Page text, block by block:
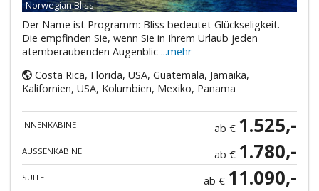
Norwegian Bliss
Der Name ist Programm: Bliss bedeutet Glückseligkeit.
Die empfinden Sie, wenn Sie in Ihrem Urlaub jeden
atemberaubenden Augenblic ...mehr
Costa Rica, Florida, USA, Guatemala, Jamaika,
Kalifornien, USA, Kolumbien, Mexiko, Panama
INNENKABINE ab € 1.525,-
AUSSENKABINE ab € 1.780,-
SUITE ab € 11.090,-